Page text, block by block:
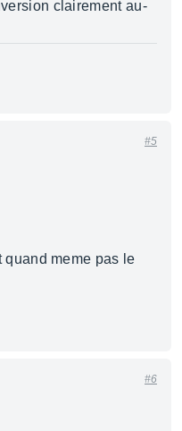
clairement au-
#5
quand meme pas le
#6